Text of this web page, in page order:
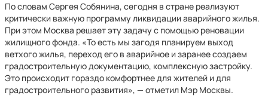
По словам Сергея Собянина, сегодня в стране реализуют
критически важную программу ликвидации аварийного жилья.
При этом Москва решает эту задачу с помощью реновации
жилищного фонда. «То есть мы загодя планируем выход
ветхого жилья, переход его в аварийное и заранее создаем
градостроительную документацию, комплексную застройку.
Это происходит гораздо комфортнее для жителей и для
градостроительного развития», — отметил Мэр Москвы.